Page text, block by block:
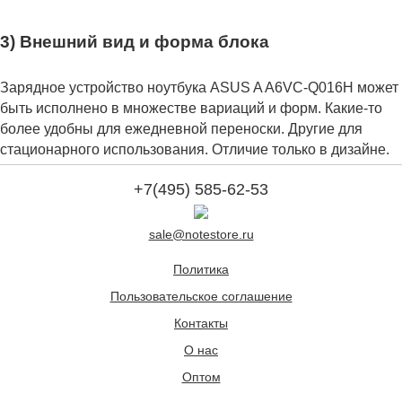
3) Внешний вид и форма блока
Зарядное устройство ноутбука ASUS A A6VC-Q016H может
быть исполнено в множестве вариаций и форм. Какие-то
более удобны для ежедневной переноски. Другие для
стационарного использования. Отличие только в дизайне.
+7(495) 585-62-53
sale@notestore.ru
Политика
Пользовательское соглашение
Контакты
О нас
Оптом